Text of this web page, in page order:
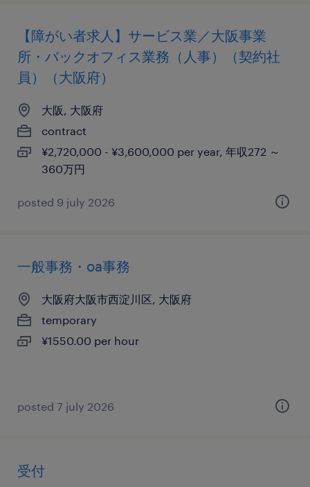
【障がい者求人】サービス業／大阪事業
所・バックオフィス業務（人事）（契約社
員）（大阪府）
大阪, 大阪府
contract
¥2,720,000 - ¥3,600,000 per year, 年収272 ～
360万円
posted 9 july 2026
一般事務・oa事務
大阪府大阪市西淀川区, 大阪府
temporary
¥1550.00 per hour
posted 7 july 2026
受付